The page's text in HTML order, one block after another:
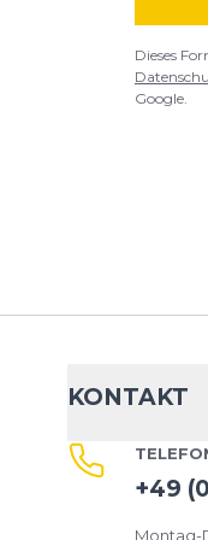
Dieses
Google.
KONTAKT
+49
Montag-